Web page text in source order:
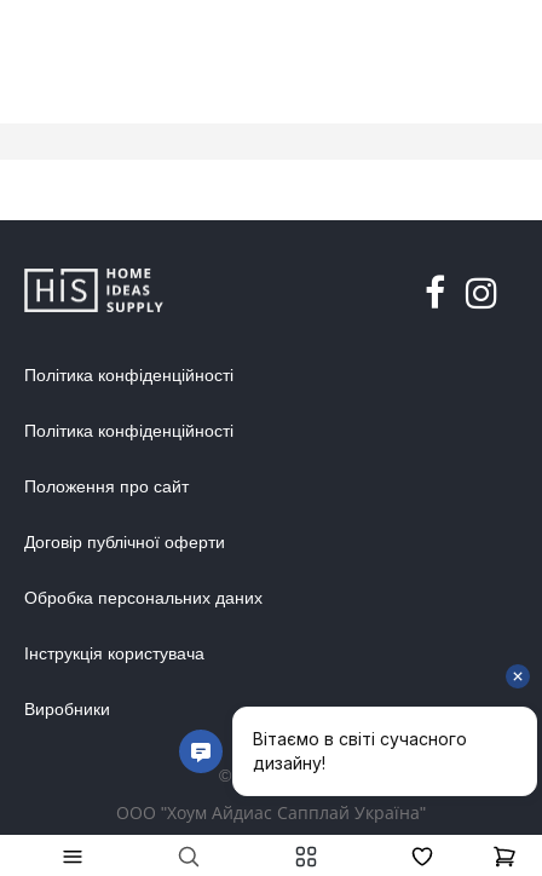
Політика конфіденційності
Політика конфіденційності
Положення про сайт
Договір публічної оферти
Обробка персональних даних
Інструкція користувача
Виробники
© 2014-2026
ООО "Хоум Айдиас Сапплай Україна"